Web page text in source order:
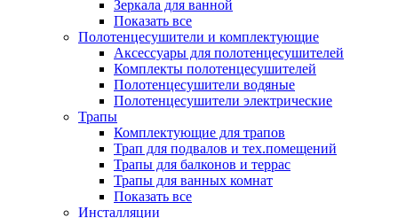
Зеркала для ванной
Показать все
Полотенцесушители и комплектующие
Аксессуары для полотенцесушителей
Комплекты полотенцесушителей
Полотенцесушители водяные
Полотенцесушители электрические
Трапы
Комплектующие для трапов
Трап для подвалов и тех.помещений
Трапы для балконов и террас
Трапы для ванных комнат
Показать все
Инсталляции